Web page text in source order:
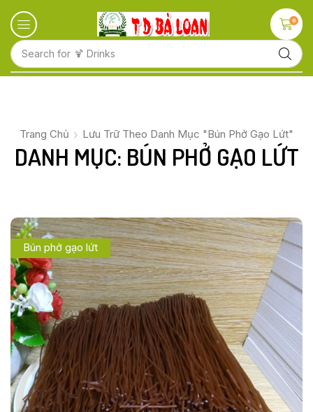
Search for 🍋 Fruits
0
Trang Chủ Lưu Trữ Theo Danh Mục "Bún Phở Gạo Lứt"
DANH MỤC: BÚN PHỞ GẠO LỨT
Bún phở gạo lứt